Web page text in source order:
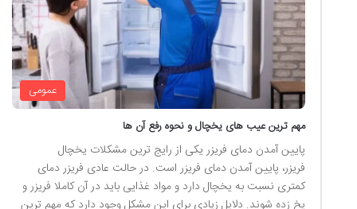
عمومی
مهم ترین عیب های یخچال و نحوه رفع آن ها
پایین آمدن دمای فریزر یکی از رایج ترین مشکلات یخچال
فریزر، پایین آمدن دمای فریزر است. در حالت عادی فریزر دمای
کمتری نسبت به یخچال دارد و مواد غذایی باید در آن کاملا فریزر و
یخ زده شوند. دلایل زیادی برای این مشکل وجود دارد که مهم ترین